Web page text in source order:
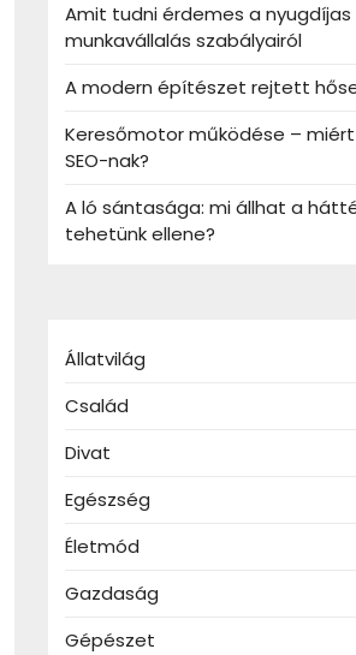
Amit tudni érdemes a nyugdíjas
munkavállalás szabályairól
A modern építészet rejtett
Keresőmotor működése –
SEO-nak?
A ló sántasága: mi állhat a
tehetünk ellene?
Állatvilág
Család
Divat
Egészség
Életmód
Gazdaság
Gépészet